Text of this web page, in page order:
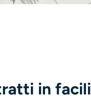
in facili